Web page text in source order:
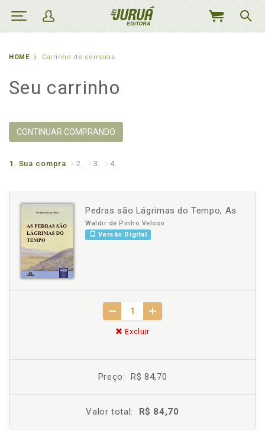
MEU
HOME Carrinho de compras
Seu carrinho
CONTINUAR COMPRANDO
1. Sua compra 2. 3. 4.
Pedras são Lágrimas do Tempo, As
Waldir de Pinho Veloso
Versão Digital
Excluir
Preço: R$ 84,70
Valor total: R$ 84,70